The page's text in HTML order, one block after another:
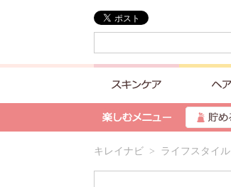
キレイナビ > ライフスタイル